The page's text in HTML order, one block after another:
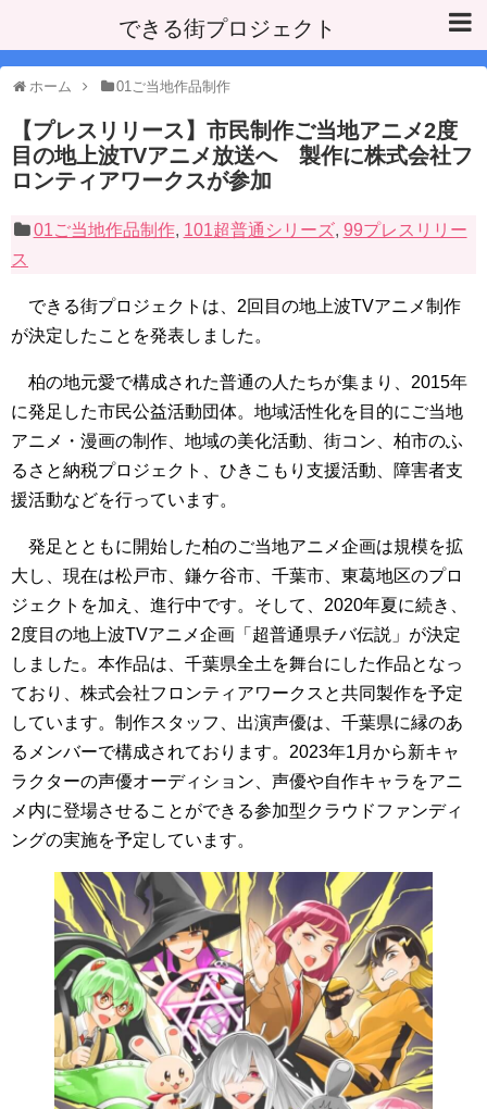
できる街プロジェクト
ホーム 01ご当地作品制作
【プレスリリース】市民制作ご当地アニメ2度
目の地上波TVアニメ放送へ 製作に株式会社フ
ロンティアワークスが参加
01ご当地作品制作, 101超普通シリーズ, 99プレスリリー
ス
できる街プロジェクトは、2回目の地上波TVアニメ制作
が決定したことを発表しました。
柏の地元愛で構成された普通の人たちが集まり、2015年
に発足した市民公益活動団体。地域活性化を目的にご当地
アニメ・漫画の制作、地域の美化活動、街コン、柏市のふ
るさと納税プロジェクト、ひきこもり支援活動、障害者支
援活動などを行っています。
発足とともに開始した柏のご当地アニメ企画は規模を拡
大し、現在は松戸市、鎌ケ谷市、千葉市、東葛地区のプロ
ジェクトを加え、進行中です。そして、2020年夏に続き、
2度目の地上波TVアニメ企画「超普通県チバ伝説」が決定
しました。本作品は、千葉県全土を舞台にした作品となっ
ており、株式会社フロンティアワークスと共同製作を予定
しています。制作スタッフ、出演声優は、千葉県に縁のあ
るメンバーで構成されております。2023年1月から新キャ
ラクターの声優オーディション、声優や自作キャラをアニ
メ内に登場させることができる参加型クラウドファンディ
ングの実施を予定しています。